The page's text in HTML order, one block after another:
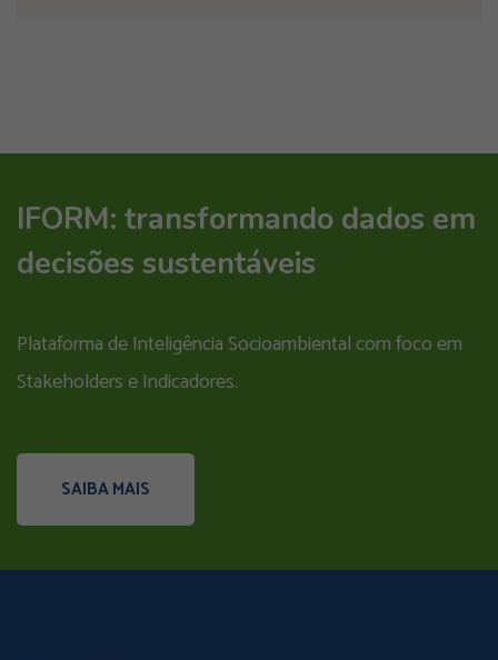
IFORM: transformando dados em
decisões sustentáveis
Plataforma de Inteligência Socioambiental com foco em
Stakeholders e Indicadores.
SAIBA MAIS